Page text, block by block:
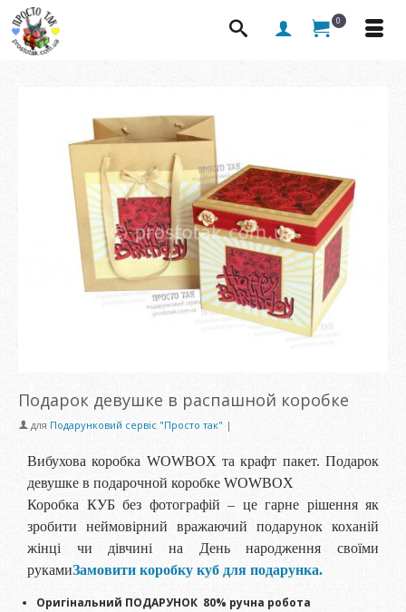
0
Подарок девушке в распашной коробке
для Подарунковий сервіс "Просто так" |
Вибухова коробка WOWBOX та крафт пакет. Подарок
девушке в подарочной коробке WOWBOX
Коробка КУБ без фотографій – це гарне рішення як
зробити неймовірний вражаючий подарунок коханій
жінці чи дівчині на День народження своїми
рукамиЗамовити коробку куб для подарунка.
Оригінальний ПОДАРУНОК 80% ручна робота